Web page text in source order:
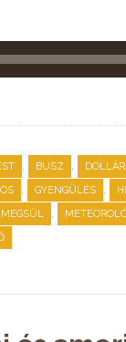
, BUSZ , DOLLÁR
, GYENGÜLÉS ,
MEGSÜL ,